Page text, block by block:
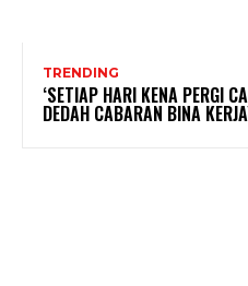
TRENDING
‘SETIAP HARI KENA PERGI
DEDAH CABARAN BINA